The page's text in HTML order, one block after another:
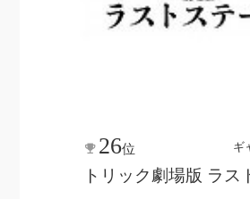
ギ
26位
トリック劇場版 ラス